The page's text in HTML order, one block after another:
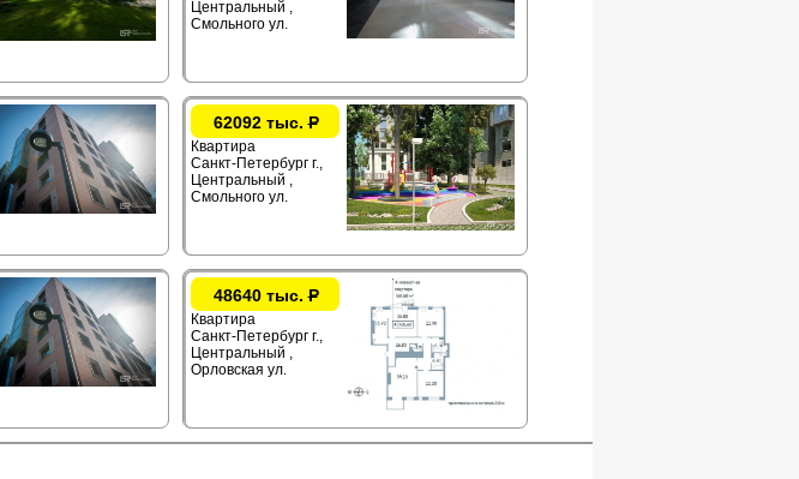
Центральный ,
Смольного ул.
62092 тыс.Р
Квартира
Санкт-Петербург г.,
Центральный ,
Смольного ул.
48640 тыс.Р
Квартира
Санкт-Петербург г.,
Центральный ,
Орловская ул.